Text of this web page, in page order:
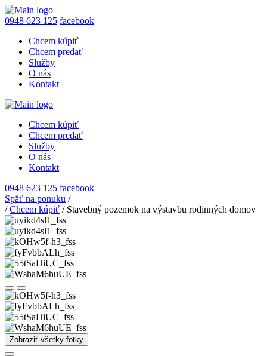
0948 623 125 facebook
Chcem kúpiť
Chcem predať
Služby
O nás
Kontakt
Chcem kúpiť
Chcem predať
Služby
O nás
Kontakt
0948 623 125 facebook
Späť na ponuku /
/Chcem kúpiť / Stavebný pozemok na výstavbu rodinných domov
Zobraziť všetky fotky